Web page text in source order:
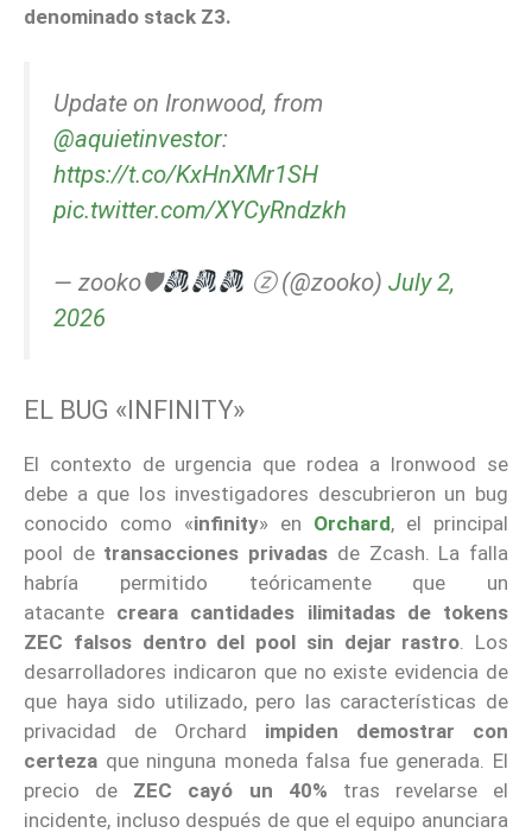
denominado stack Z3.
Update on Ironwood, from
@aquietinvestor:
https://t.co/KxHnXMr1SH
pic.twitter.com/XYCyRndzkh
— zooko🛡 ⓩ (@zooko) July 2,
2026
EL BUG «INFINITY»
El contexto de urgencia que rodea a Ironwood se
debe a que los investigadores descubrieron un bug
conocido como «infinity» en Orchard, el principal
pool de transacciones privadas de Zcash. La falla
habría permitido teóricamente que un
atacante creara cantidades ilimitadas de tokens
ZEC falsos dentro del pool sin dejar rastro. Los
desarrolladores indicaron que no existe evidencia de
que haya sido utilizado, pero las características de
privacidad de Orchard impiden demostrar con
certeza que ninguna moneda falsa fue generada. El
precio de ZEC cayó un 40% tras revelarse el
incidente, incluso después de que el equipo anunciara